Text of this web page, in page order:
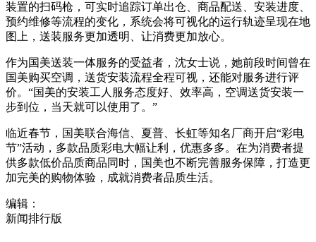
装置的扫码枪，可实时追踪订单出仓、商品配送、安装进度、
预约维修等流程的变化，系统会将可视化的运行轨迹呈现在地
图上，送装服务更加透明、让消费更加放心。
作为国美送装一体服务的受益者，沈女士说，她前段时间曾在
国美购买空调，送货安装流程全程可视，还能对服务进行评
价。“国美的安装工人服务态度好、效率高，空调送货安装一
步到位，当天就可以使用了。”
临近春节，国美联合海信、夏普、长虹等知名厂商开启“彩电
节”活动，多款品质彩电大幅让利，优惠多多。在为消费者提
供多款低价品质商品同时，国美也不断完善服务保障，打造更
加完美的购物体验，成就消费者品质生活。
编辑：
新闻排行版